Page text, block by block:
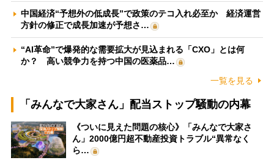
中国経済“予想外の低成長”で政策のテコ入れ必至か 経済運営
方針の修正で成長加速が予想さ…
“AI革命”で爆発的な需要拡大が見込まれる「CXO」とは何
か？ 高い競争力を持つ中国の医薬品…
一覧を見る
「みんなで大家さん」配当ストップ騒動の内幕
《ついに見えた問題の核心》「みんなで大家さ
ん」2000億円超不動産投資トラブル“異常なく
ら…